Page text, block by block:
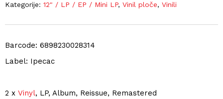
Barcode: 6898230028314
Label: Ipecac
2 x Vinyl, LP, Album, Reissue, Remastered
Kategorije: 12" / LP / EP / Mini LP, Vinil ploče, Vinili